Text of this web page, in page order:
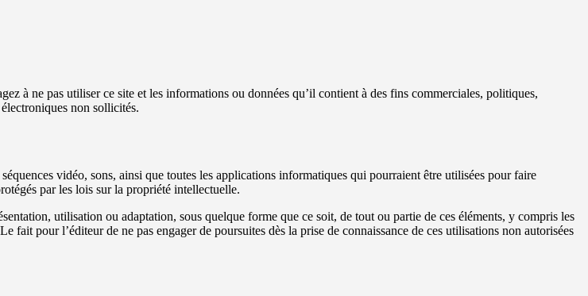
à ne pas utiliser ce site et les informations ou données qu’il contient à des fins commerciales, politiques,
non sollicités.
vidéo, sons, ainsi que toutes les applications informatiques qui pourraient être utilisées pour faire
par les lois sur la propriété intellectuelle.
utilisation ou adaptation, sous quelque forme que ce soit, de tout ou partie de ces éléments, y compris les
fait pour l’éditeur de ne pas engager de poursuites dès la prise de connaissance de ces utilisations non autorisées